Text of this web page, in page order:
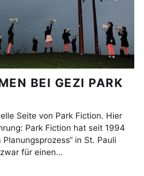
BEI GEZI PARK
Seite von Park Fiction. Hier
Park Fiction hat seit 1994
Planungsprozess“ in St. Pauli
für einen…